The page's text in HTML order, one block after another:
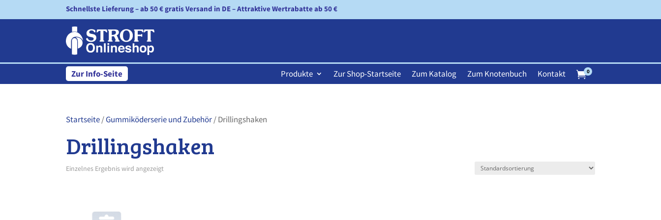
Schnellste Lieferung – ab 50 € gratis Versand in DE – Attraktive Wertrabatte ab 50 €
Zur Info-Seite Produkte Zur Shop-Startseite Zum Katalog Zum Knotenbuch Kontakt 0
Startseite/Gummiköderserie und Zubehör/ Drillingshaken
Drillingshaken
Einzelnes Ergebnis wird angezeigt